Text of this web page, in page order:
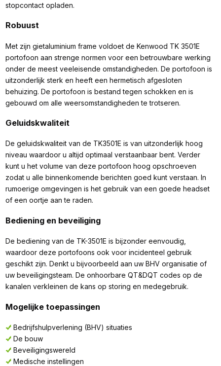
stopcontact opladen.
Robuust
Met zijn gietaluminium frame voldoet de Kenwood TK 3501E
portofoon aan strenge normen voor een betrouwbare werking
onder de meest veeleisende omstandigheden. De portofoon is
uitzonderlijk sterk en heeft een hermetisch afgesloten
behuizing. De portofoon is bestand tegen schokken en is
gebouwd om alle weersomstandigheden te trotseren.
Geluidskwaliteit
De geluidskwaliteit van de TK3501E is van uitzonderlijk hoog
niveau waardoor u altijd optimaal verstaanbaar bent. Verder
kunt u het volume van deze portofoon hoog opschroeven
zodat u alle binnenkomende berichten goed kunt verstaan. In
rumoerige omgevingen is het gebruik van een goede headset
of een oortje aan te raden.
Bediening en beveiliging
De bediening van de TK-3501E is bijzonder eenvoudig,
waardoor deze portofoons ook voor incidenteel gebruik
geschikt zijn. Denkt u bijvoorbeeld aan uw BHV organisatie of
uw beveiligingsteam. De onhoorbare QT&DQT codes op de
kanalen verkleinen de kans op storing en medegebruik.
Mogelijke toepassingen
Bedrijfshulpverlening (BHV) situaties
De bouw
Beveiligingswereld
Medische instellingen